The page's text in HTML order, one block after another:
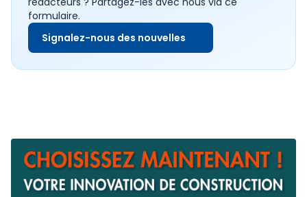
formulaire.
Signalez-nous des nouvelles